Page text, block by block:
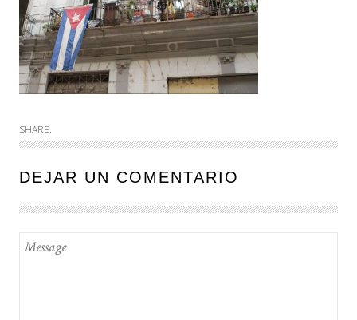
SHARE:
DEJAR UN COMENTARIO